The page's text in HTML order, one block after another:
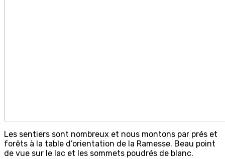
Les sentiers sont nombreux et nous montons par prés et
forêts à la table d’orientation de la Ramesse. Beau point
de vue sur le lac et les sommets poudrés de blanc.